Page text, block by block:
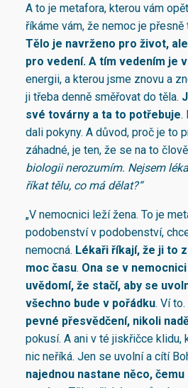
A to je metafora, kterou vám
říkáme vám, že nemoc je přesně
Tělo je navrženo pro život,
pro vedení. A tím vedením je
energii, a kterou jsme znovu a
ji třeba denně směřovat do těla.
své továrny a ta to potřebuje.
dali pokyny. A důvod, proč je to
záhadné, je ten, že se na to
biologii nerozumím. Nejsem
říkat tělu, co má dělat?“
„V nemocnici leží žena. To je
podobenství v podobenství,
nemocná. Lékaři říkají, že ji to
moc času. Ona se v
uvědomí, že stačí, aby se
všechno bude v pořádku. Ví to.
pevné přesvědčení, nikoli
pokusí. A ani v té jiskřičce klidu,
nic neříká. Jen se uvolní a cítí
najednou nastane něco,